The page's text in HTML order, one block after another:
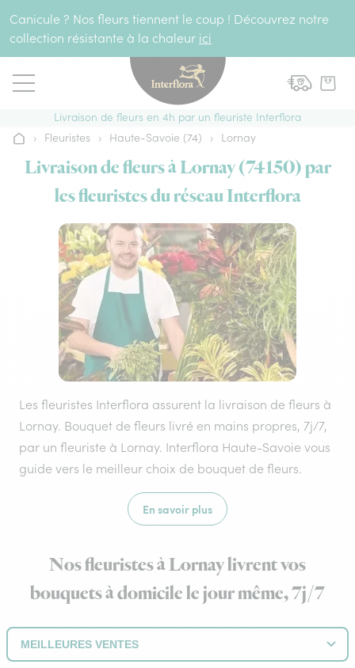
Canicule ? Nos fleurs tiennent le coup ! Découvrez notre
collection résistante à la chaleur ici
Livraison de fleurs en 4h par un fleuriste Interflora
Accueil
› Fleuristes › Haute-Savoie (74) › Lornay
Livraison de fleurs à Lornay (74150) par
les fleuristes du réseau Interflora
Les fleuristes Interflora assurent la livraison de fleurs à
Lornay. Bouquet de fleurs livré en mains propres, 7j/7,
par un fleuriste à Lornay. Interflora Haute-Savoie vous
guide vers le meilleur choix de bouquet de fleurs.
En savoir plus
Nos fleuristes à Lornay livrent vos
bouquets à domicile le jour même, 7j/7